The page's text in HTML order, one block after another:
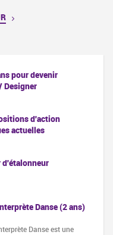
pour devenir
Designer
d'action
actuelles
Danse (2 ans)
Danse est une